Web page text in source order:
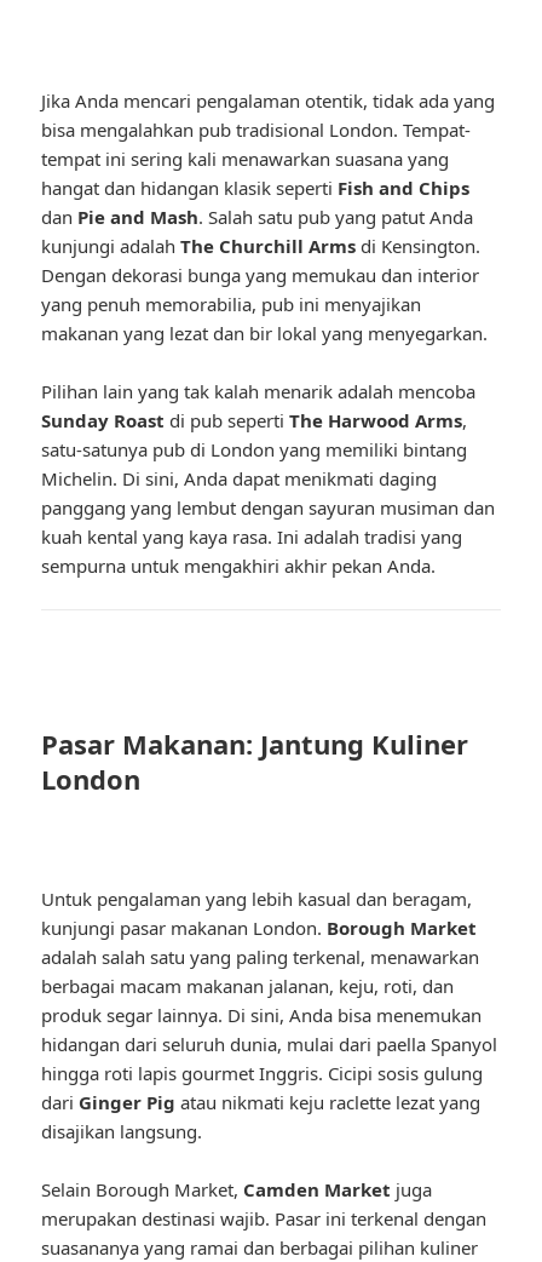
Jika Anda mencari pengalaman otentik, tidak ada yang
bisa mengalahkan pub tradisional London. Tempat-
tempat ini sering kali menawarkan suasana yang
hangat dan hidangan klasik seperti Fish and Chips
dan Pie and Mash. Salah satu pub yang patut Anda
kunjungi adalahThe Churchill Arms di Kensington.
Dengan dekorasi bunga yang memukau dan interior
yang penuh memorabilia, pub ini menyajikan
makanan yang lezat dan bir lokal yang menyegarkan.
Pilihan lain yang tak kalah menarik adalah mencoba
Sunday Roast di pub sepertiThe Harwood Arms,
satu-satunya pub di London yang memiliki bintang
Michelin. Di sini, Anda dapat menikmati daging
panggang yang lembut dengan sayuran musiman dan
kuah kental yang kaya rasa. Ini adalah tradisi yang
sempurna untuk mengakhiri akhir pekan Anda.
Pasar Makanan: Jantung Kuliner
London
Untuk pengalaman yang lebih kasual dan beragam,
kunjungi pasar makanan London. Borough Market
adalah salah satu yang paling terkenal, menawarkan
berbagai macam makanan jalanan, keju, roti, dan
produk segar lainnya. Di sini, Anda bisa menemukan
hidangan dari seluruh dunia, mulai dari paella Spanyol
hingga roti lapis gourmet Inggris. Cicipi sosis gulung
dari Ginger Pig atau nikmati keju raclette lezat yang
disajikan langsung.
Selain Borough Market, Camden Market juga
merupakan destinasi wajib. Pasar ini terkenal dengan
suasananya yang ramai dan berbagai pilihan kuliner